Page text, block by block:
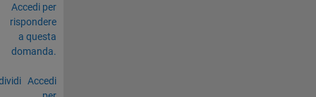
Accedi per
rispondere
a questa
domanda.
Accedi